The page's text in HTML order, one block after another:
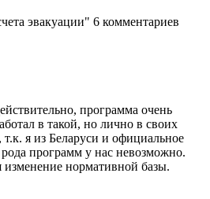
эвакуации" 6 комментариев
программа очень
в такой, но лично в своих
я из Беларуси и официальное
программ у нас невозможно.
изменение нормативной базы.